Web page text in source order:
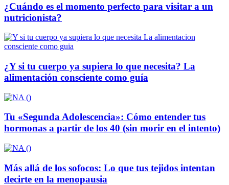
¿Cuándo es el momento perfecto para visitar a un
nutricionista?
¿Y si tu cuerpo ya supiera lo que necesita? La
alimentación consciente como guía
Tu «Segunda Adolescencia»: Cómo entender tus
hormonas a partir de los 40 (sin morir en el intento)
Más allá de los sofocos: Lo que tus tejidos intentan
decirte en la menopausia